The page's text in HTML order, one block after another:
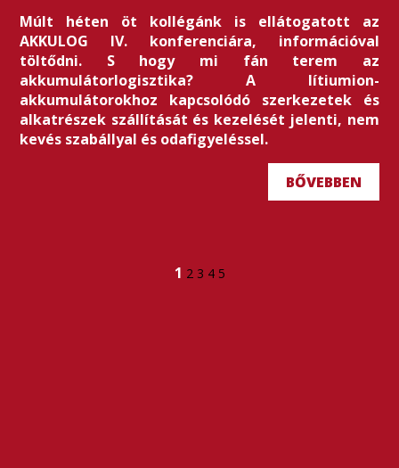
Múlt héten öt kollégánk is ellátogatott az
AKKULOG IV. konferenciára, információval
töltődni. S hogy mi fán terem az
akkumulátorlogisztika? A lítiumion-
akkumulátorokhoz kapcsolódó szerkezetek és
alkatrészek szállítását és kezelését jelenti, nem
kevés szabállyal és odafigyeléssel.
BŐVEBBEN
1 2 3 4 5